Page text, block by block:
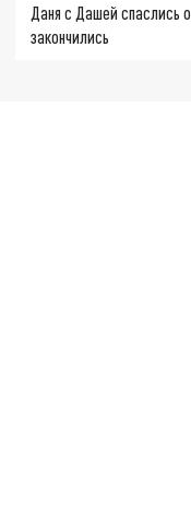
Даня с Дашей спаслись
закончились